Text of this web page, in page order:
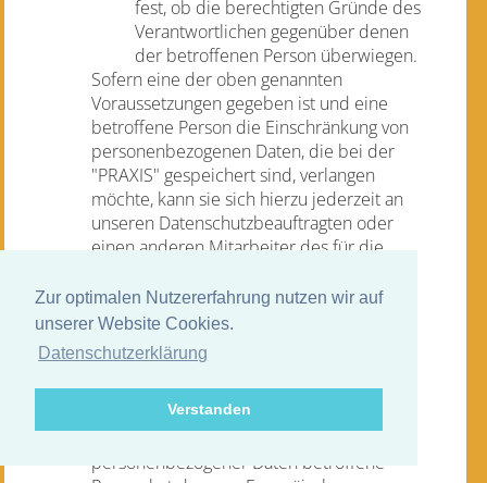
Zur optimalen Nutzererfahrung nutzen wir auf
unserer Website Cookies.
Datenschutzerklärung
Verstanden
fest, ob die berechtigten Gründe des
Verantwortlichen gegenüber denen
der betroffenen Person überwiegen.
Sofern eine der oben genannten
Voraussetzungen gegeben ist und eine
betroffene Person die Einschränkung von
personenbezogenen Daten, die bei der
"PRAXIS" gespeichert sind, verlangen
möchte, kann sie sich hierzu jederzeit an
unseren Datenschutzbeauftragten oder
einen anderen Mitarbeiter des für die
Der Datenschutzbeauftragte der "PRAXIS"
oder ein anderer Mitarbeiter wird die
Einschränkung der Verarbeitung
veranlassen.
f) Recht auf Datenübertragbarkeit
Jede von der Verarbeitung
personenbezogener Daten betroffene